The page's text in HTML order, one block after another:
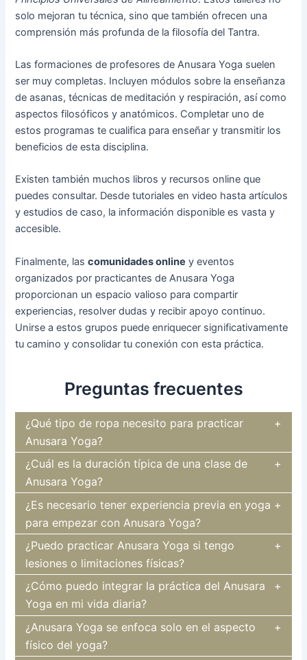
solo mejoran tu técnica, sino que también ofrecen una
comprensión más profunda de la filosofía del Tantra.
Las formaciones de profesores de Anusara Yoga suelen
ser muy completas. Incluyen módulos sobre la enseñanza
de asanas, técnicas de meditación y respiración, así como
aspectos filosóficos y anatómicos. Completar uno de
estos programas te cualifica para enseñar y transmitir los
beneficios de esta disciplina.
Existen también muchos libros y recursos online que
puedes consultar. Desde tutoriales en video hasta artículos
y estudios de caso, la información disponible es vasta y
accesible.
Finalmente, lascomunidades online y eventos
organizados por practicantes de Anusara Yoga
proporcionan un espacio valioso para compartir
experiencias, resolver dudas y recibir apoyo continuo.
Unirse a estos grupos puede enriquecer significativamente
tu camino y consolidar tu conexión con esta práctica.
Preguntas frecuentes
¿Qué tipo de ropa necesito para practicar
Anusara Yoga?
¿Cuál es la duración típica de una clase de
Anusara Yoga?
¿Es necesario tener experiencia previa en yoga
para empezar con Anusara Yoga?
¿Puedo practicar Anusara Yoga si tengo
lesiones o limitaciones físicas?
¿Cómo puedo integrar la práctica del Anusara
Yoga en mi vida diaria?
¿Anusara Yoga se enfoca solo en el aspecto
físico del yoga?